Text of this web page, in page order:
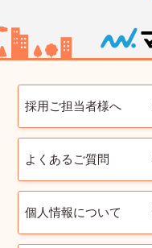
採用ご担当者様へ
よくあるご質問
個人情報について